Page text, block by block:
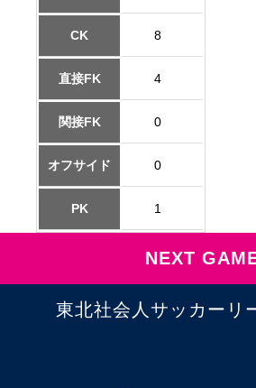
CK 8
直接FK 4
関接FK 0
オフサイド 0
PK 1
NEXT
東北社会人サッカーリ